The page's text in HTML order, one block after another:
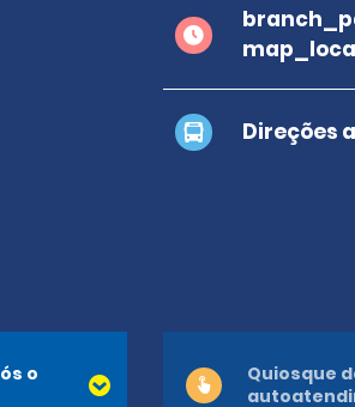
Direções
o
Quiosque